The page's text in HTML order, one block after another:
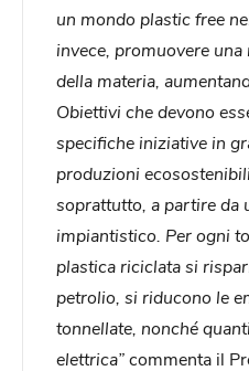
un mondo plastic free
invece, promuovere
della materia,
Obiettivi che devono
specifiche iniziative in
produzioni
soprattutto, a partire da
impiantistico. Per ogni
plastica riciclata si
petrolio, si riducono le
tonnellate, nonché
elettrica”commenta il